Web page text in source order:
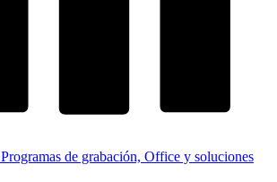
Programas de grabación, Office y soluciones